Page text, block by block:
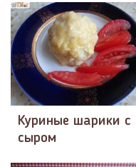
Куриные шарики с
сыром